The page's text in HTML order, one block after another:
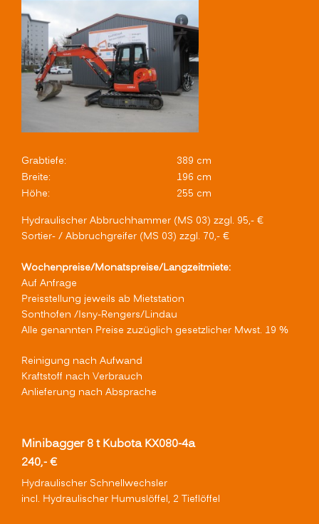
Grabtiefe:
389 cm
Breite:
196 cm
Höhe:
255 cm
Hydraulischer Abbruchhammer (MS 03) zzgl. 95,- €
Sortier- / Abbruchgreifer (MS 03) zzgl. 70,- €
Wochenpreise/Monatspreise/Langzeitmiete:
Auf Anfrage
Preisstellung jeweils ab Mietstation
Sonthofen /Isny-Rengers/Lindau
Alle genannten Preise zuzüglich gesetzlicher Mwst. 19 %
Reinigung nach Aufwand
Kraftstoff nach Verbrauch
Anlieferung nach Absprache
Minibagger 8 t Kubota KX080-4a
240,- €
Hydraulischer Schnellwechsler
incl. Hydraulischer Humuslöffel, 2 Tieflöffel